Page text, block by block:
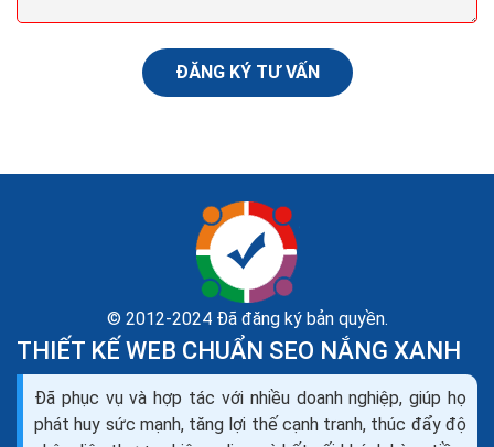
Thuật toán Google và các lần cập nhật P1
Trải qua hơn 10 năm hoạt động,Google với biết bao
nhiêu lần update để cải thiện bộ máy tìm kiếm được
ĐĂNG KÝ TƯ VẤN
© 2012-2024 Đã đăng ký bản quyền.
THIẾT KẾ WEB CHUẨN SEO NẮNG XANH
Đã phục vụ và hợp tác với nhiều doanh nghiệp, giúp họ
phát huy sức mạnh, tăng lợi thế cạnh tranh, thúc đẩy độ